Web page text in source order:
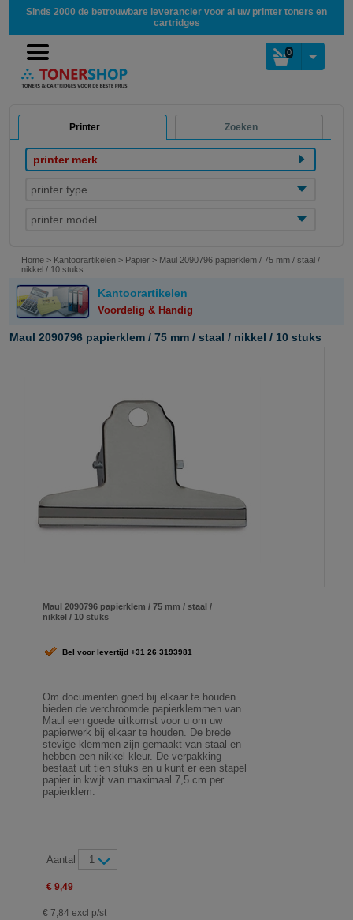
Sinds 2000 de betrouwbare leverancier voor al uw printer toners en
cartridges
0
Printer Zoeken
printer merk
printer type
printer model
Home > Kantoorartikelen > Papier > Maul 2090796 papierklem / 75 mm / staal /
nikkel / 10 stuks
Kantoorartikelen
Voordelig & Handig
Maul 2090796 papierklem / 75 mm / staal / nikkel / 10 stuks
Maul 2090796 papierklem / 75 mm / staal /
nikkel / 10 stuks
Bel voor levertijd +31 26 3193981
Om documenten goed bij elkaar te houden
bieden de verchroomde papierklemmen van
Maul een goede uitkomst voor u om uw
papierwerk bij elkaar te houden. De brede
stevige klemmen zijn gemaakt van staal en
hebben een nikkel-kleur. De verpakking
bestaat uit tien stuks en u kunt er een stapel
papier in kwijt van maximaal 7,5 cm per
papierklem.
Aantal 1
€ 9,49
€ 7,84 excl p/st